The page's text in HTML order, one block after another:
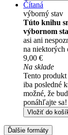
Čítaná
výborný stav
Túto knihu
výbornom
asi ani
na niektorých
9,00 €
Na sklade
Tento produkt
iba posledné
možné, že
ponáhľajte sa!
Vložiť do
Ďalšie formáty